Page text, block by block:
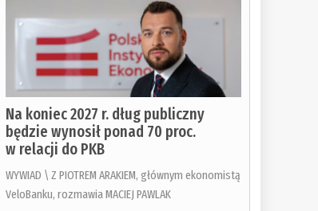
Na koniec 2027 r. dług publiczny
będzie wynosił ponad 70 proc.
w relacji do PKB
WYWIAD \ Z PIOTREM ARAKIEM, głównym ekonomistą
VeloBanku, rozmawia MACIEJ PAWLAK